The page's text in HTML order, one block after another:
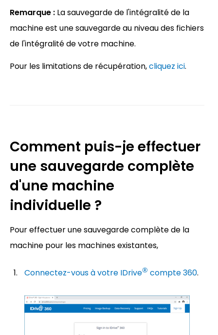
Remarque : La sauvegarde de l'intégralité de la
machine est une sauvegarde au niveau des fichiers
de l'intégralité de votre machine.
Pour les limitations de récupération,cliquez ici.
Comment puis-je effectuer
une sauvegarde complète
d'une machine
individuelle ?
Pour effectuer une sauvegarde complète de la
machine pour les machines existantes,
Connectez-vous à votre IDrive® compte 360.